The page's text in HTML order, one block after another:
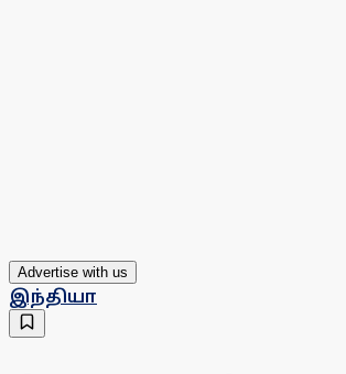
Advertise with us
இந்தியா